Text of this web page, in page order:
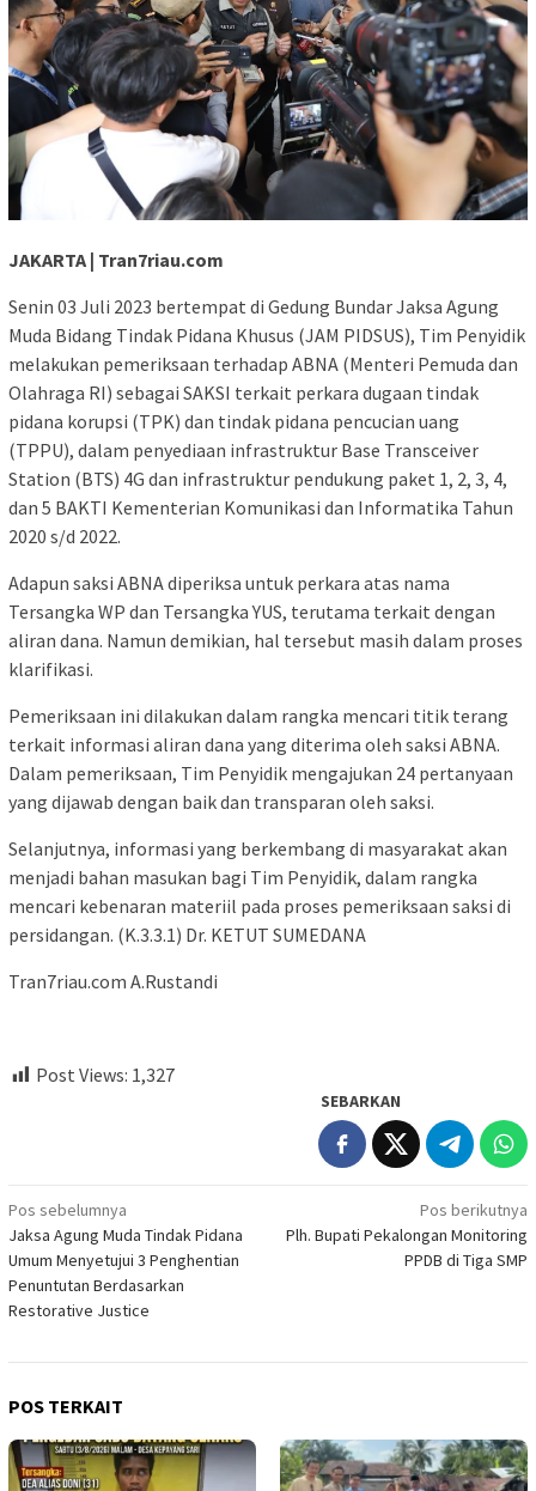
JAKARTA | Tran7riau.com
Senin 03 Juli 2023 bertempat di Gedung Bundar Jaksa Agung
Muda Bidang Tindak Pidana Khusus (JAM PIDSUS), Tim Penyidik
melakukan pemeriksaan terhadap ABNA (Menteri Pemuda dan
Olahraga RI) sebagai SAKSI terkait perkara dugaan tindak
pidana korupsi (TPK) dan tindak pidana pencucian uang
(TPPU), dalam penyediaan infrastruktur Base Transceiver
Station (BTS) 4G dan infrastruktur pendukung paket 1, 2, 3, 4,
dan 5 BAKTI Kementerian Komunikasi dan Informatika Tahun
2020 s/d 2022.
Adapun saksi ABNA diperiksa untuk perkara atas nama
Tersangka WP dan Tersangka YUS, terutama terkait dengan
aliran dana. Namun demikian, hal tersebut masih dalam proses
klarifikasi.
Pemeriksaan ini dilakukan dalam rangka mencari titik terang
terkait informasi aliran dana yang diterima oleh saksi ABNA.
Dalam pemeriksaan, Tim Penyidik mengajukan 24 pertanyaan
yang dijawab dengan baik dan transparan oleh saksi.
Selanjutnya, informasi yang berkembang di masyarakat akan
menjadi bahan masukan bagi Tim Penyidik, dalam rangka
mencari kebenaran materiil pada proses pemeriksaan saksi di
persidangan. (K.3.3.1) Dr. KETUT SUMEDANA
Tran7riau.com A.Rustandi
Post Views: 1,327
SEBARKAN
Navigasi
pos
Pos sebelumnya
Jaksa Agung Muda Tindak Pidana
Umum Menyetujui 3 Penghentian
Penuntutan Berdasarkan
Restorative Justice
Pos berikutnya
Plh. Bupati Pekalongan Monitoring
PPDB di Tiga SMP
POS TERKAIT